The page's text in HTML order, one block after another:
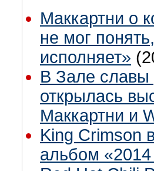
Маккартни о
не мог
исполняет»
В Зале славы
открылась
Маккартни и
King Crimson
альбом